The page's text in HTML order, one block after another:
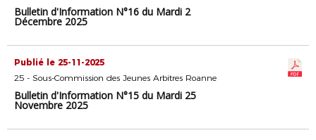
Bulletin d'Information N°16 du Mardi 2
Décembre 2025
Publié le 25-11-2025
25 - Sous-Commission des Jeunes Arbitres Roanne
Bulletin d'Information N°15 du Mardi 25
Novembre 2025